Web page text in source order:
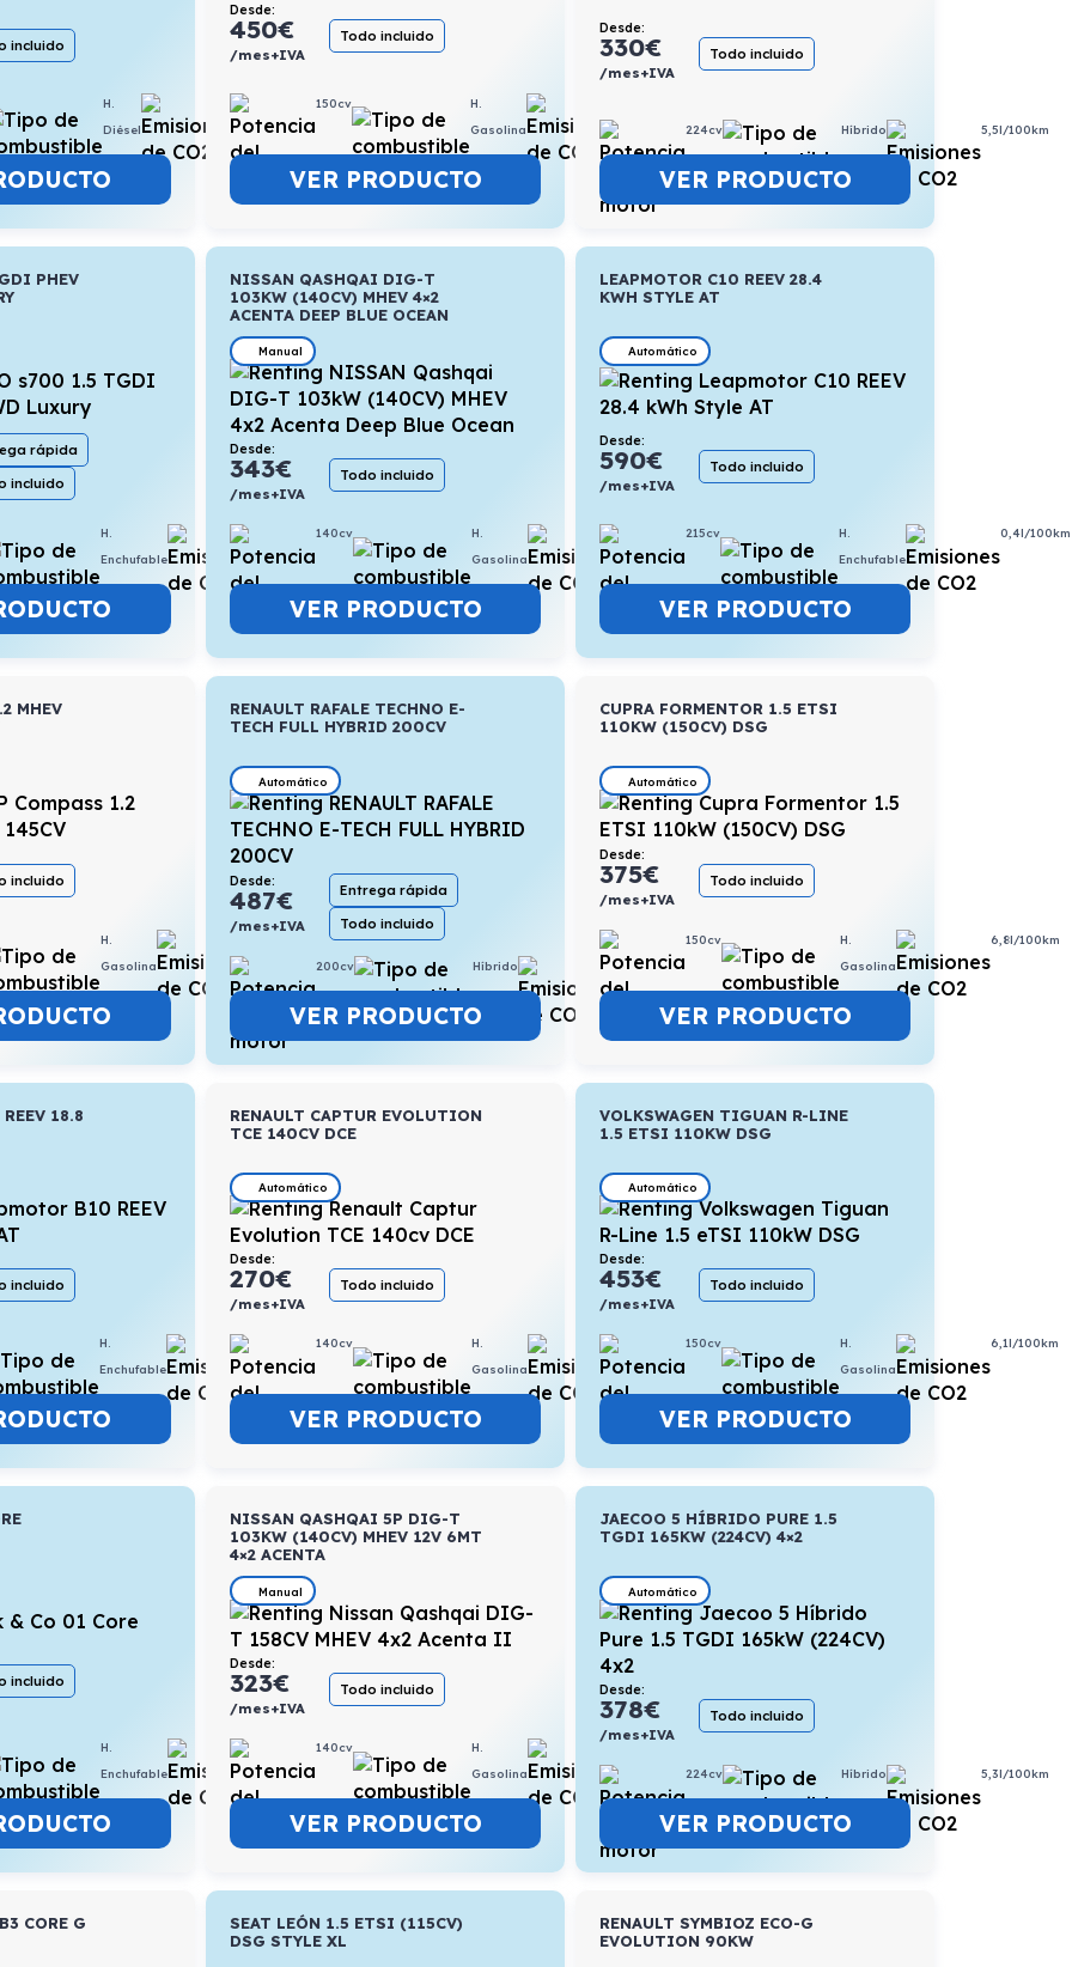
incluido
H.
Diésel
5l/100km
Desde:
450€
/mes+IVA
Todo incluido
150cv
H.
Gasolina
VER PRODUCTO
Desde:
330€
/mes+IVA
Todo incluido
224cv Híbrido 5,5l/100km
VER PRODUCTO
PHEV
rápida
incluido
H.
Enchufable
0,8l/100km
NISSAN QASHQAI DIG-T
103KW (140CV) MHEV 4×2
ACENTA DEEP BLUE OCEAN
Manual
Desde:
343€
/mes+IVA
Todo incluido
140cv
H.
Gasolina
6,3l/100km
VER PRODUCTO
LEAPMOTOR C10 REEV 28.4
KWH STYLE AT
Automático
Desde:
590€
/mes+IVA
Todo incluido
215cv
H.
Enchufable
0,4l/100km
VER PRODUCTO
MHEV
incluido
H.
Gasolina
RENAULT RAFALE TECHNO E-
TECH FULL HYBRID 200CV
Automático
Desde:
487€
/mes+IVA
Entrega rápida
Todo incluido
200cv Híbrido 4,7l/100km
VER PRODUCTO
CUPRA FORMENTOR 1.5 ETSI
110KW (150CV) DSG
Automático
Desde:
375€
/mes+IVA
Todo incluido
150cv
H.
Gasolina
6,8l/100km
VER PRODUCTO
18.8
incluido
H.
Enchufable
0,4l/100km
RENAULT CAPTUR EVOLUTION
TCE 140CV DCE
Automático
Desde:
270€
/mes+IVA
Todo incluido
140cv
H.
Gasolina
5,9l/100km
VER PRODUCTO
VOLKSWAGEN TIGUAN R-LINE
1.5 ETSI 110KW DSG
Automático
Desde:
453€
/mes+IVA
Todo incluido
150cv
H.
Gasolina
6,1l/100km
VER PRODUCTO
incluido
H.
Enchufable
0,9l/100km
NISSAN QASHQAI 5P DIG-T
103KW (140CV) MHEV 12V 6MT
4×2 ACENTA
Manual
Desde:
323€
/mes+IVA
Todo incluido
140cv
H.
Gasolina
VER PRODUCTO
JAECOO 5 HÍBRIDO PURE 1.5
TGDI 165KW (224CV) 4×2
Automático
Desde:
378€
/mes+IVA
Todo incluido
224cv Híbrido 5,3l/100km
VER PRODUCTO
CORE G
SEAT LEÓN 1.5 ETSI (115CV)
DSG STYLE XL
RENAULT SYMBIOZ ECO-G
EVOLUTION 90KW